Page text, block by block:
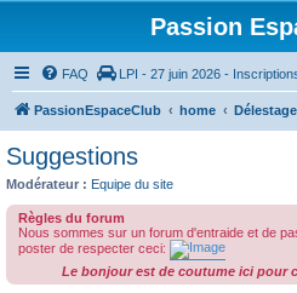
Passion
FAQ LPI - 27 juin 2026 -
PassionEspaceClub home Délestage
Suggestions
Modérateur : Equipe du site
Règles du forum
Nous sommes sur un forum d'entraide et de
poster de respecter ceci:
Le bonjour est de coutume ici pour